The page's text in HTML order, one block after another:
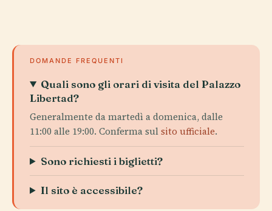
DOMANDE FREQUENTI
Quali sono gli orari di visita del Palazzo
Libertad?
Generalmente da martedì a domenica, dalle
11:00 alle 19:00. Conferma sulsito ufficiale.
Sono richiesti i biglietti?
Il sito è accessibile?